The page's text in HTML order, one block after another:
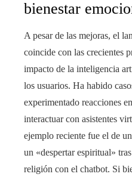
bienestar
A pesar de las mejoras, el
coincide con las crecientes
impacto de la inteligencia
los usuarios. Ha habido
experimentado reacciones
interactuar con asistentes
ejemplo reciente fue el de
un «despertar espiritual»
religión con el chatbot. Si